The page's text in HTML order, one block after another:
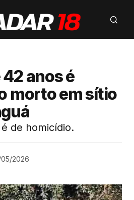
anos é
morto em sítio
de homicídio.
05/2026